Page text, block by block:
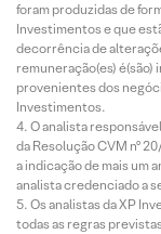
foram produzidas de
Investimentos e que
decorrência de
remuneração(es)
provenientes dos
Investimentos.
O analista
da Resolução CVM nº
a indicação de mais um
analista credenciado a
Os analistas da XP
todas as regras